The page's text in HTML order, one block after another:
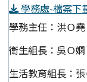
學務處-檔案下
學務主任：洪Ｏ堯
衛生組長：吳Ｏ嫻
生活教育組長：